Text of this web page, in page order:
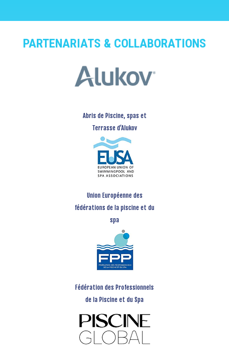
PARTENARIATS & COLLABORATIONS
Abris de Piscine, spas et
Terrasse d’Alukov
Union Européenne des
fédérations de la piscine et du
spa
Fédération des Professionnels
de la Piscine et du Spa